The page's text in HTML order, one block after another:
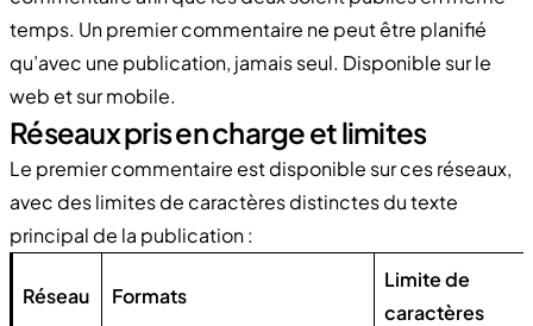
temps. Un premier commentaire ne peut être planifié
qu’avec une publication, jamais seul. Disponible sur le
web et sur mobile.
Réseaux pris en charge et limites
Le premier commentaire est disponible sur ces réseaux,
avec des limites de caractères distinctes du texte
principal de la publication :
Réseau Formats
Limite de
caractères